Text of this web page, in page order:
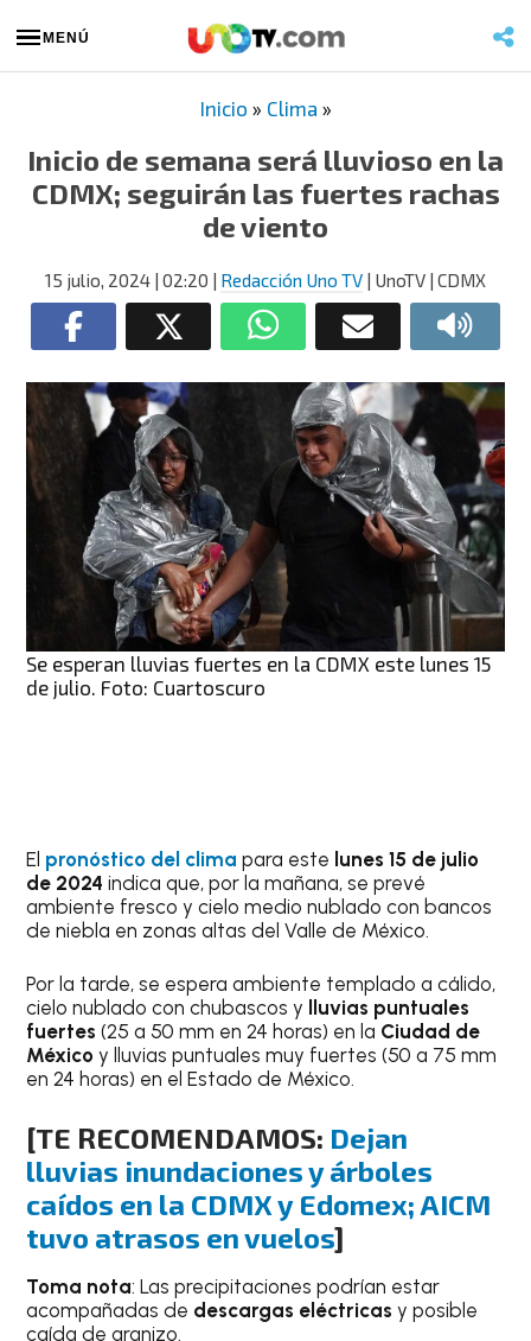
MENÚ
Inicio » Clima »
Inicio de semana será lluvioso en la
CDMX; seguirán las fuertes rachas
de viento
15 julio, 2024 | 02:20 | Redacción Uno TV | UnoTV | CDMX
Se esperan lluvias fuertes en la CDMX este lunes 15
de julio. Foto: Cuartoscuro
El pronóstico del clima para este lunes 15 de julio
de 2024 indica que, por la mañana, se prevé
ambiente fresco y cielo medio nublado con bancos
de niebla en zonas altas del Valle de México.
Por la tarde, se espera ambiente templado a cálido,
cielo nublado con chubascos y
lluvias puntuales
fuertes (25 a 50 mm en 24 horas) en la Ciudad de
México y lluvias puntuales muy fuertes (50 a 75 mm
en 24 horas) en el Estado de México.
[TE RECOMENDAMOS: Dejan
lluvias inundaciones y árboles
caídos en la CDMX y Edomex; AICM
tuvo atrasos en vuelos]
Toma nota: Las precipitaciones podrían estar
acompañadas de descargas eléctricas y posible
caída de granizo.